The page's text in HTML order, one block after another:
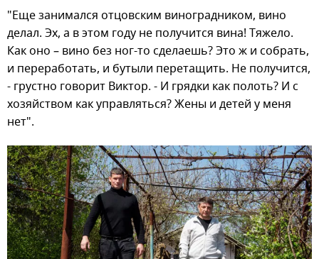
"Еще занимался отцовским виноградником, вино
делал. Эх, а в этом году не получится вина! Тяжело.
Как оно – вино без ног-то сделаешь? Это ж и собрать,
и переработать, и бутыли перетащить. Не получится,
- грустно говорит Виктор. - И грядки как полоть? И с
хозяйством как управляться? Жены и детей у меня
нет".